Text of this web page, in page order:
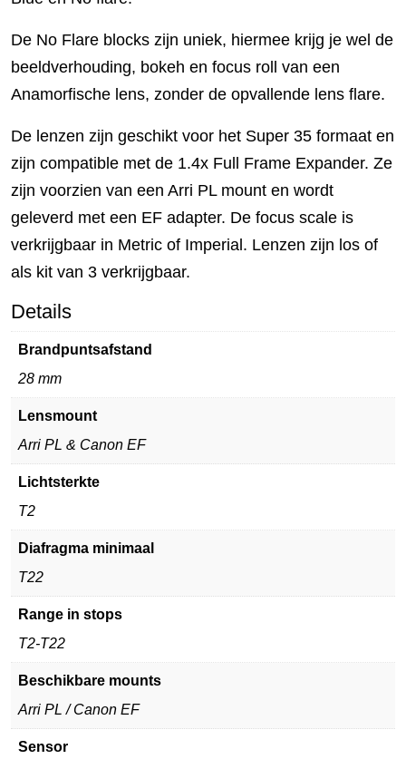
De No Flare blocks zijn uniek, hiermee krijg je wel de
beeldverhouding, bokeh en focus roll van een
Anamorfische lens, zonder de opvallende lens flare.
De lenzen zijn geschikt voor het Super 35 formaat en
zijn compatible met de 1.4x Full Frame Expander. Ze
zijn voorzien van een Arri PL mount en wordt
geleverd met een EF adapter. De focus scale is
verkrijgbaar in Metric of Imperial. Lenzen zijn los of
als kit van 3 verkrijgbaar.
Details
Brandpuntsafstand
28 mm
Lensmount
Arri PL & Canon EF
Lichtsterkte
T2
Diafragma minimaal
T22
Range in stops
T2-T22
Beschikbare mounts
Arri PL / Canon EF
Sensor